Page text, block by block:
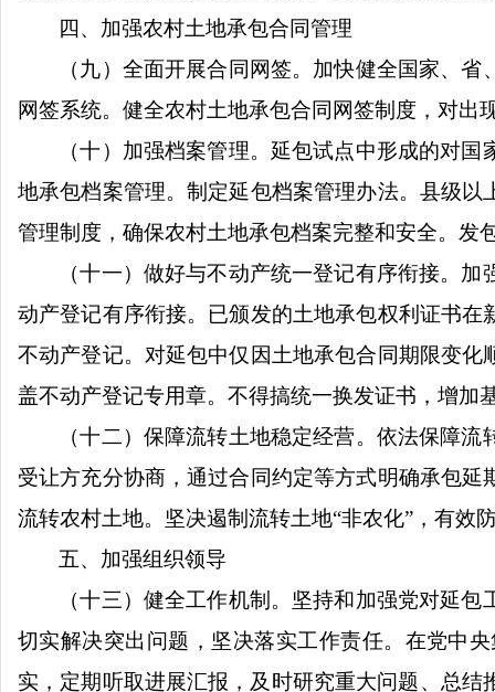
四、加强农村土地承包合同管理
（九）全面开展合同网签。加快健全国家、
网签系统。健全农村土地承包合同网签制度，对
（十）加强档案管理。延包试点中形成的对
地承包档案管理。制定延包档案管理办法。县级
管理制度，确保农村土地承包档案完整和安全。发
（十一）做好与不动产统一登记有序衔接。
动产登记有序衔接。已颁发的土地承包权利证书
不动产登记。对延包中仅因土地承包合同期限变
盖不动产登记专用章。不得搞统一换发证书，增加
（十二）保障流转土地稳定经营。依法保障
受让方充分协商，通过合同约定等方式明确承包
流转农村土地。坚决遏制流转土地“非农化”，有效
五、加强组织领导
（十三）健全工作机制。坚持和加强党对延
切实解决突出问题，坚决落实工作责任。在党中
实，定期听取进展汇报，及时研究重大问题、总